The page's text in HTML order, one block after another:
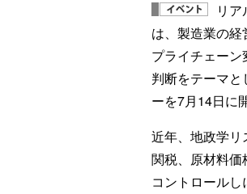
リア
は、製造業の
プライチェー
判断をテーマ
ーを7月14日に
近年、地政学
関税、原材料価
コントロール